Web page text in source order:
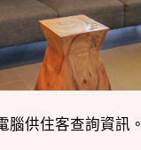
腦供住客查詢資訊。